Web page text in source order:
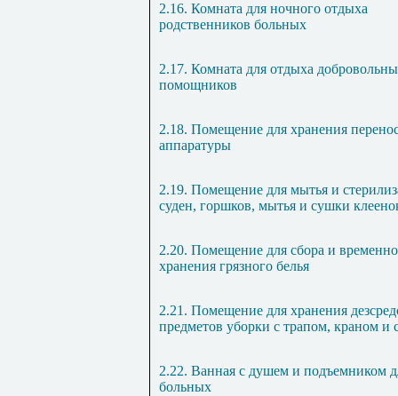
2.16. Комната для ночного отдыха
родственников больных
2.17. Комната для отдыха
помощников
2.18. Помещение для хранения
аппаратуры
2.19. Помещение для мытья и
суден, горшков, мытья и сушки
2.20. Помещение для сбора и
хранения грязного белья
2.21. Помещение для хранения
предметов уборки с трапом, краном и
2.22. Ванная с душем и подъемником
больных